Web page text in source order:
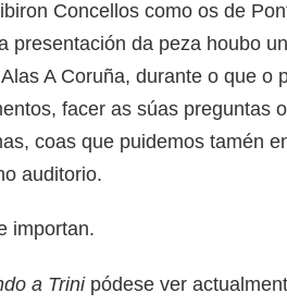
Concellos como os de
presentación da peza houbo
A Coruña, durante o que o
facer as súas preguntas
coas que puidemos tamén
auditorio.
importan.
a Trinipódese ver